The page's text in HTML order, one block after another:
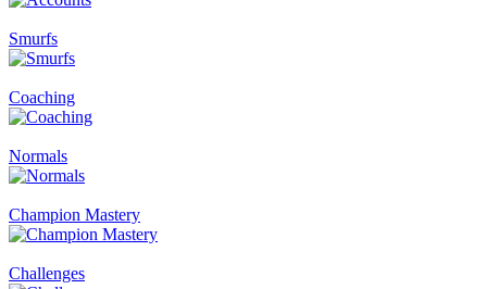
Smurfs
Coaching
Normals
Champion Mastery
Challenges